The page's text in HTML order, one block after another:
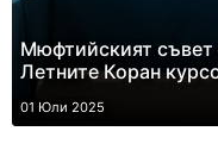
Мюфтийският съвет
Летните Коран
01 Юли 2025